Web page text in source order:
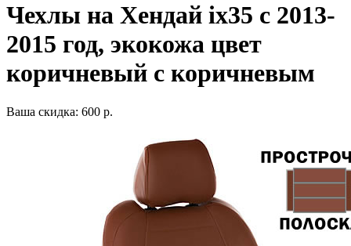
Чехлы на Хендай ix35 с 2013-
2015 год, экокожа цвет
коричневый с коричневым
Ваша скидка: 600 р.